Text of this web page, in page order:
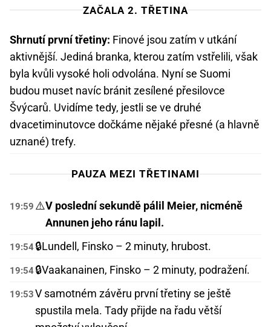
ZAČALA 2. TŘETINA
Shrnutí první třetiny: Finové jsou zatím v utkání
aktivnější. Jediná branka, kterou zatím vstřelili, však
byla kvůli vysoké holi odvolána. Nyní se Suomi
budou muset navíc bránit zesílené přesilovce
Švýcarů. Uvidíme tedy, jestli se ve druhé
dvacetiminutovce dočkáme nějaké přesné (a hlavně
uznané) trefy.
PAUZA MEZI TŘETINAMI
19:59 ⚠️V poslední sekundě pálil Meier, nicméně
Annunen jeho ránu lapil.
19:54🔒Lundell, Finsko – 2 minuty, hrubost.
19:54🔒Vaakanainen, Finsko – 2 minuty, podražení.
19:53V samotném závěru první třetiny se ještě
spustila mela. Tady přijde na řadu větší